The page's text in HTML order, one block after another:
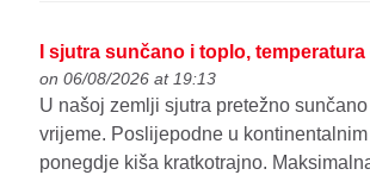
I sjutra sunčano i toplo,
on 06/08/2026 at 19:13
U našoj zemlji sjutra pretežno
vrijeme. Poslijepodne u
ponegdje kiša kratkotrajno.